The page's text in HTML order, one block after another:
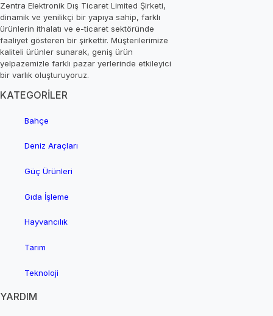
Zentra Elektronik Dış Ticaret Limited Şirketi,
dinamik ve yenilikçi bir yapıya sahip, farklı
ürünlerin ithalatı ve e-ticaret sektöründe
faaliyet gösteren bir şirkettir. Müşterilerimize
kaliteli ürünler sunarak, geniş ürün
yelpazemizle farklı pazar yerlerinde etkileyici
bir varlık oluşturuyoruz.
KATEGORİLER
Bahçe
Deniz Araçları
Güç Ürünleri
Gıda İşleme
Hayvancılık
Tarım
Teknoloji
YARDIM